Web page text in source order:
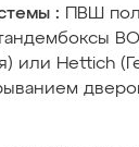
:
ПВШ
или Hettich